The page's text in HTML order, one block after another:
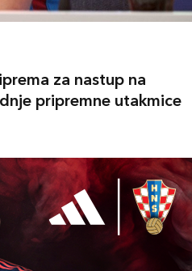
za nastup na
pripremne utakmice